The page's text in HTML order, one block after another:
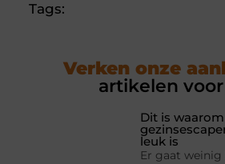
Tags:
Verken onze
artikelen
Dit is
leuk is
Er gaat weinig